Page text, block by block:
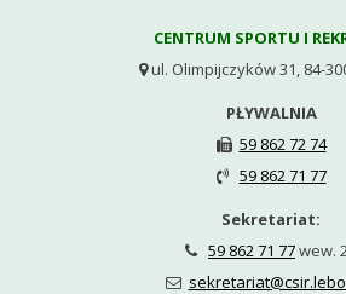
CENTRUM SPORTU I
ul. Olimpijczyków 31, 84-
PŁYWALNIA
 59 862 72 74

59 862 71 77
Sekretariat:
 59 862 71 77wew.
